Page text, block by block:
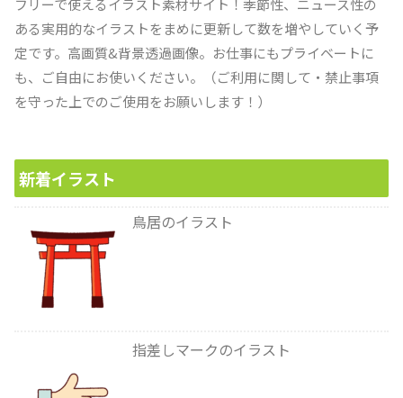
フリーで使えるイラスト素材サイト！季節性、ニュース性の
ある実用的なイラストをまめに更新して数を増やしていく予
定です。高画質&背景透過画像。お仕事にもプライベートに
も、ご自由にお使いください。（ご利用に関して・禁止事項
を守った上でのご使用をお願いします！）
新着イラスト
鳥居のイラスト
指差しマークのイラスト